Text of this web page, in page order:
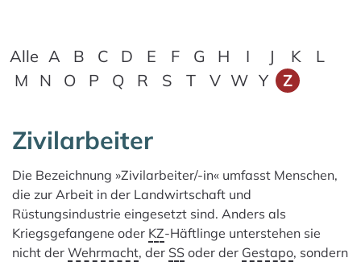
Alle A B C D E F G H I J K
L
M
N O P Q R S T V W Y Z
Es gibt 3 Ergebnisse für deine Suche.
Zivilarbeiter
Die Bezeichnung »Zivil­arbeiter/-in« umfasst Menschen,
die zur Arbeit in der Landwirtschaft und
Rüstungsindustrie eingesetzt sind. Anders als
Kriegsgefangene oder KZ-Häftlinge unterstehen sie
nicht der Wehrmacht, der SS oder der Gestapo, sondern